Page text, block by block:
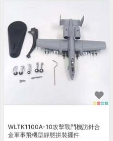
WLTK1100A-10攻擊戰鬥機訪針合
金軍事飛機型靜態拼裝擺件